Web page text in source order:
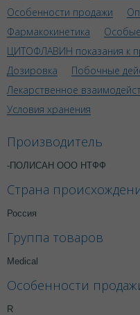
Особенности продажи
Фармакокинетика
ЦИТОФЛАВИН показания к
Дозировка
Побочные
Лекарственное
Условия хранения
Производитель
-ПОЛИСАН ООО НТФФ
Страна
Россия
Группа товаров
Medical
Особенности
R